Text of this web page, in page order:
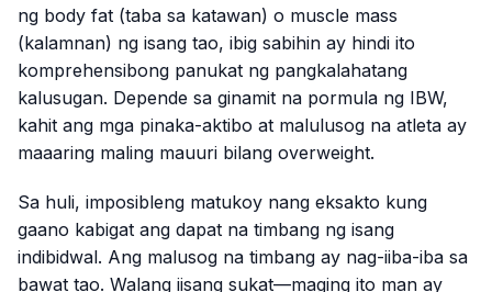
ng body fat (taba sa katawan) o muscle mass
(kalamnan) ng isang tao, ibig sabihin ay hindi ito
komprehensibong panukat ng pangkalahatang
kalusugan. Depende sa ginamit na pormula ng IBW,
kahit ang mga pinaka-aktibo at malulusog na atleta ay
maaaring maling mauuri bilang overweight.
Sa huli, imposibleng matukoy nang eksakto kung
gaano kabigat ang dapat na timbang ng isang
indibidwal. Ang malusog na timbang ay nag-iiba-iba sa
bawat tao. Walang iisang sukat—maging ito man ay